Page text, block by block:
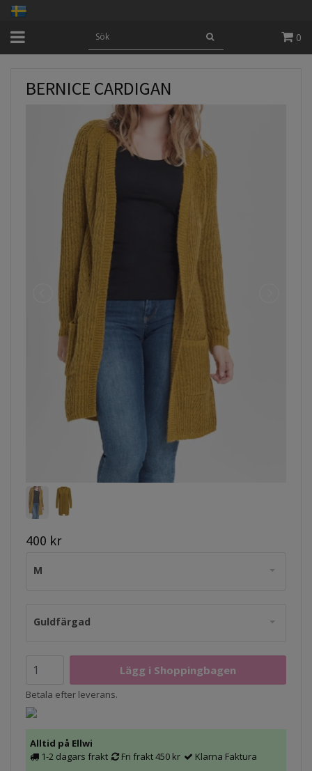
0
BERNICE CARDIGAN
400 kr
M
Guldfärgad
Betala efter leverans.
Alltid på Ellwi
1-2 dagars frakt
Fri frakt 450 kr Klarna Faktura